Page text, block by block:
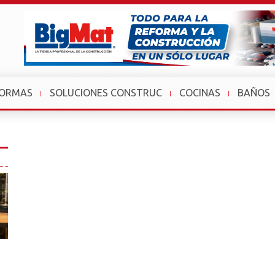
SOLUCIONES CONSTRUC COCINAS BAÑOS